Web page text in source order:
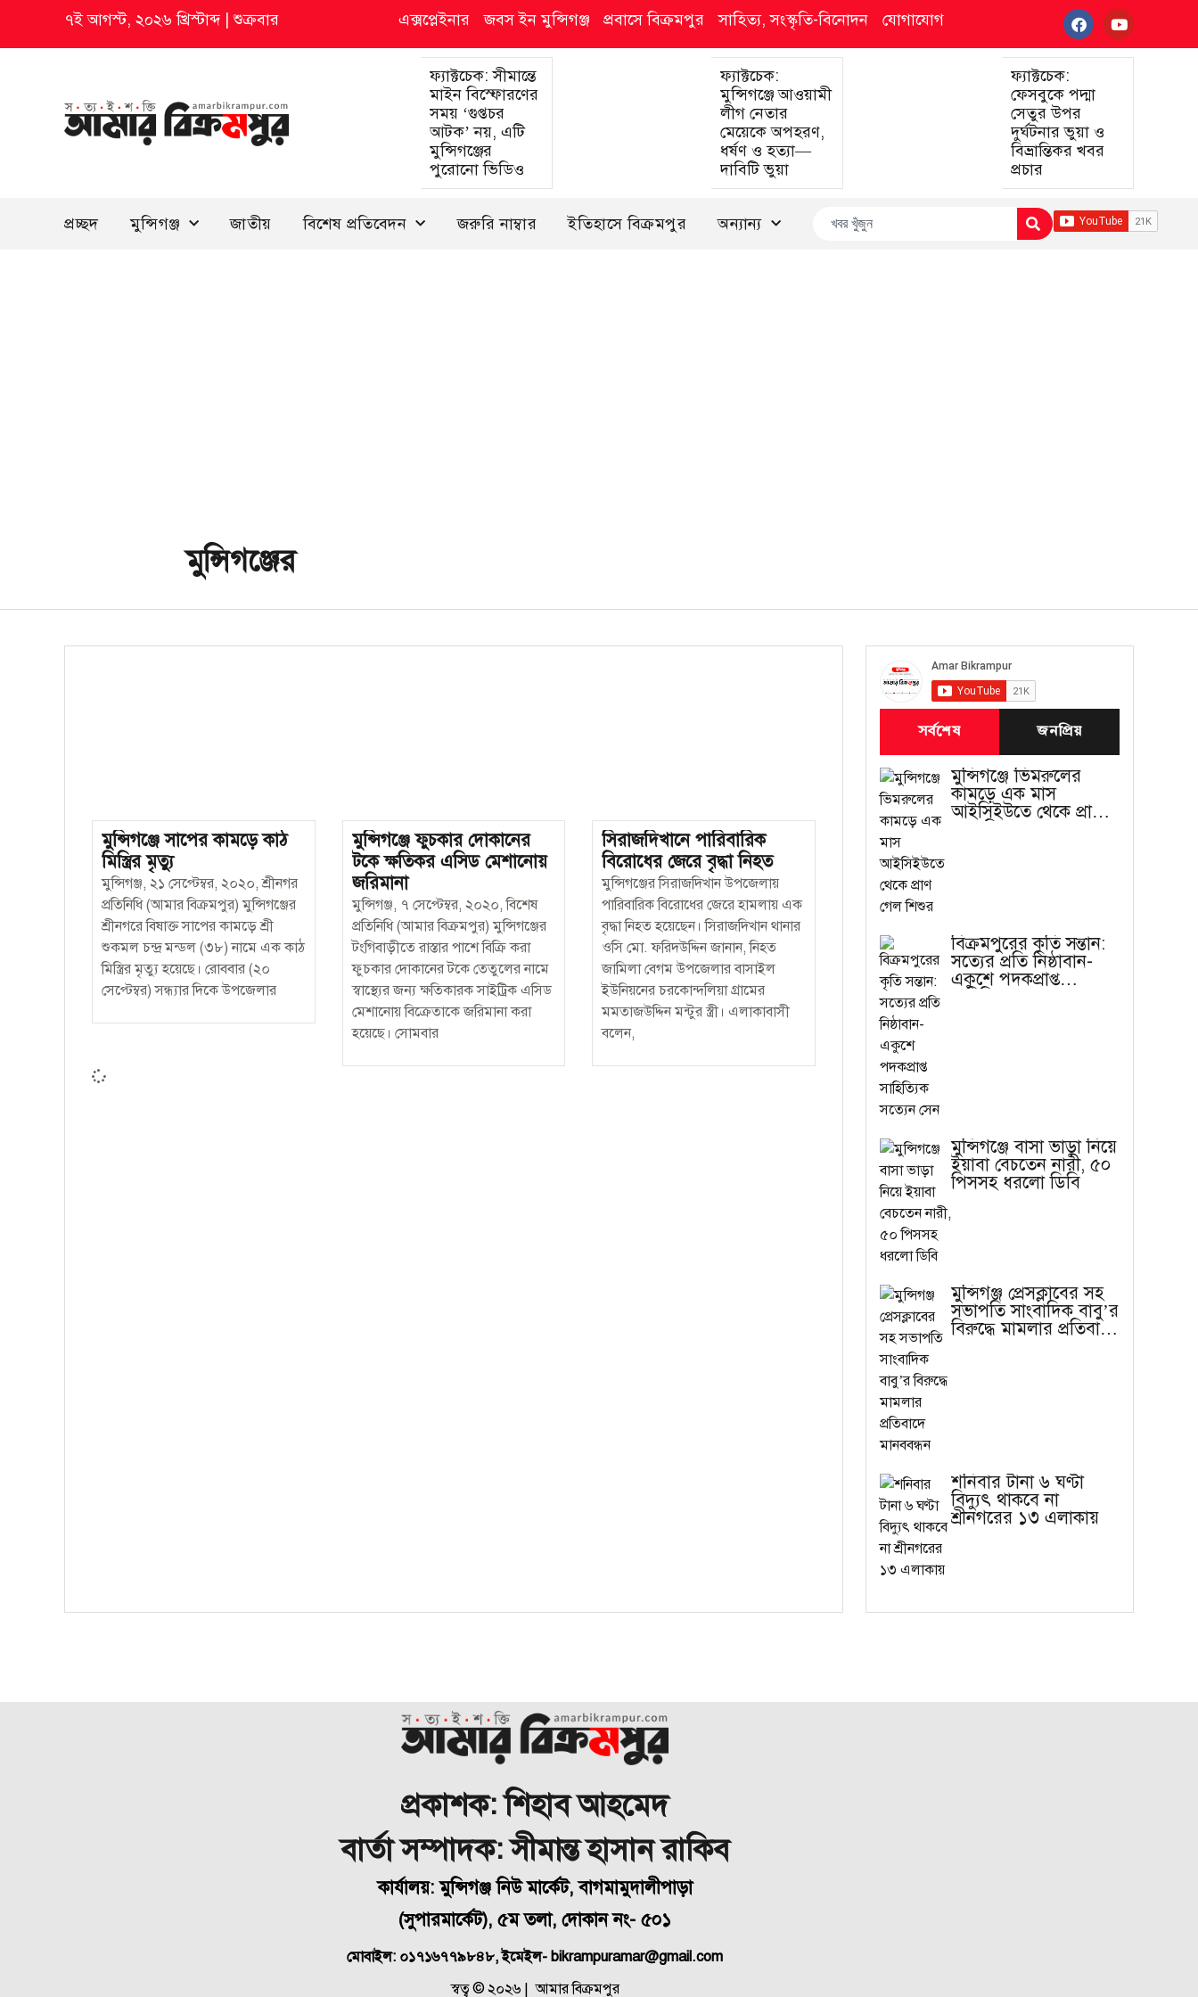
৭ই আগস্ট, ২০২৬ খ্রিস্টাব্দ|শুক্রবার এক্সপ্লেইনার জবস ইন মুন্সিগঞ্জ প্রবাসে বিক্রমপুর সাহিত্য, সংস্কৃতি-বিনোদন যোগাযোগ
ফ্যাক্টচেক: সীমান্তে
মাইন বিস্ফোরণের
সময় ‘গুপ্তচর
আটক’ নয়, এটি
মুন্সিগঞ্জের
পুরোনো ভিডিও
ফ্যাক্টচেক:
মুন্সিগঞ্জে আওয়ামী
লীগ নেতার
মেয়েকে অপহরণ,
ধর্ষণ ও হত্যা—
দাবিটি ভুয়া
ফ্যাক্টচেক:
ফেসবুকে পদ্মা
সেতুর উপর
দুর্ঘটনার ভুয়া ও
বিভ্রান্তিকর খবর
প্রচার
প্রচ্ছদ মুন্সিগঞ্জ জাতীয় বিশেষ প্রতিবেদন জরুরি নাম্বার ইতিহাসে বিক্রমপুর অন্যান্য
মুন্সিগঞ্জের
মুন্সিগঞ্জে সাপের কামড়ে কাঠ
মিস্ত্রির মৃত্যু
মুন্সিগঞ্জ, ২১ সেপ্টেম্বর, ২০২০, শ্রীনগর
প্রতিনিধি (আমার বিক্রমপুর) মুন্সিগঞ্জের
শ্রীনগরে বিষাক্ত সাপের কামড়ে শ্রী
শুকমল চন্দ্র মন্ডল (৩৮) নামে এক কাঠ
মিস্ত্রির মৃত্যু হয়েছে। রোববার (২০
সেপ্টেম্বর) সন্ধ্যার দিকে উপজেলার
মুন্সিগঞ্জে ফুচকার দোকানের
টকে ক্ষতিকর এসিড মেশানোয়
জরিমানা
মুন্সিগঞ্জ, ৭ সেপ্টেম্বর, ২০২০, বিশেষ
প্রতিনিধি (আমার বিক্রমপুর) মুন্সিগঞ্জের
টংগিবাড়ীতে রাস্তার পাশে বিক্রি করা
ফুচকার দোকানের টকে তেতুলের নামে
স্বাস্থ্যের জন্য ক্ষতিকারক সাইট্রিক এসিড
মেশানোয় বিক্রেতাকে জরিমানা করা
হয়েছে। সোমবার
সিরাজদিখানে পারিবারিক
বিরোধের জেরে বৃদ্ধা নিহত
মুন্সিগঞ্জের সিরাজদিখান উপজেলায়
পারিবারিক বিরোধের জেরে হামলায় এক
বৃদ্ধা নিহত হয়েছেন। সিরাজদিখান থানার
ওসি মো. ফরিদউদ্দিন জানান, নিহত
জামিলা বেগম উপজেলার বাসাইল
ইউনিয়নের চরকোন্দলিয়া গ্রামের
মমতাজউদ্দিন মন্টুর স্ত্রী। এলাকাবাসী
বলেন,
সর্বশেষ জনপ্রিয়
মুন্সিগঞ্জে ভিমরুলের
কামড়ে এক মাস
আইসিইউতে থেকে প্রাণ
বিক্রমপুরের কৃতি সন্তান:
সত্যের প্রতি নিষ্ঠাবান-
একুশে পদকপ্রাপ্ত
মুন্সিগঞ্জে বাসা ভাড়া নিয়ে
ইয়াবা বেচতেন নারী, ৫০
পিসসহ ধরলো ডিবি
মুন্সিগঞ্জ প্রেসক্লাবের সহ
সভাপতি সাংবাদিক বাবু’র
বিরুদ্ধে মামলার প্রতিবাদে
শনিবার টানা ৬ ঘণ্টা
বিদ্যুৎ থাকবে না
শ্রীনগরের ১৩ এলাকায়
প্রকাশক: শিহাব আহমেদ
বার্তা সম্পাদক: সীমান্ত হাসান রাকিব
কার্যালয়: মুন্সিগঞ্জ নিউ মার্কেট, বাগমামুদালীপাড়া
(সুপারমার্কেট), ৫ম তলা, দোকান নং- ৫০১
মোবাইল: ০১৭১৬৭৭৯৮৪৮, ইমেইল- bikrampuramar@gmail.com
স্বত্ব © ২০২৬ | আমার বিক্রমপুর